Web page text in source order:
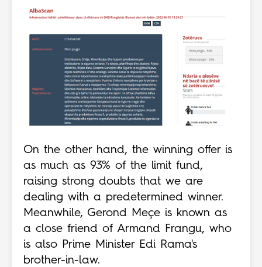
On the other hand, the winning offer is
as much as 93% of the limit fund,
raising strong doubts that we are
dealing with a predetermined winner.
Meanwhile, Gerond Meçe is known as
a close friend of Armand Frangu, who
is also Prime Minister Edi Rama's
brother-in-law.